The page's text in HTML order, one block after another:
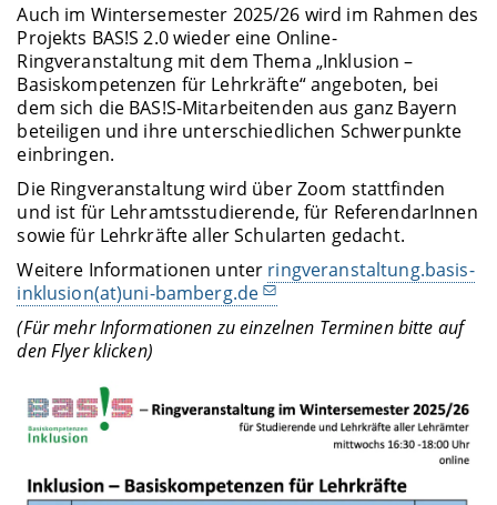
Auch im Wintersemester 2025/26 wird im Rahmen des
Projekts BAS!S 2.0 wieder eine Online-
Ringveranstaltung mit dem Thema „Inklusion –
Basiskompetenzen für Lehrkräfte“ angeboten, bei
dem sich die BAS!S-Mitarbeitenden aus ganz Bayern
beteiligen und ihre unterschiedlichen Schwerpunkte
einbringen.
Die Ringveranstaltung wird über Zoom stattfinden
und ist für Lehramtsstudierende, für ReferendarInnen
sowie für Lehrkräfte aller Schularten gedacht.
Weitere Informationen unter ringveranstaltung.basis-
inklusion(at)uni-bamberg.de
(Für mehr Informationen zu einzelnen Terminen bitte auf
den Flyer klicken)